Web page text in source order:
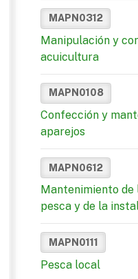
MAPN0312
Manipulación y
acuicultura
MAPN0108
Confección y
aparejos
MAPN0612
Mantenimiento de
pesca y de la
MAPN0111
Pesca local